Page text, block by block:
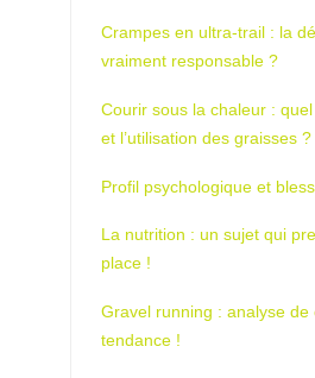
Crampes en ultra-trail : la
vraiment responsable ?
Courir sous la chaleur :
et l’utilisation des graisses ?
Profil psychologique et
La nutrition : un sujet qui
place !
Gravel running : analyse de
tendance !